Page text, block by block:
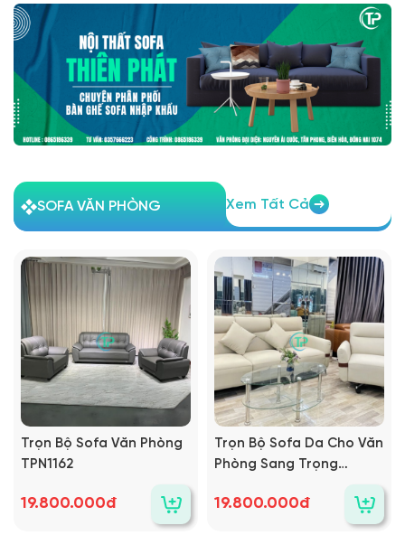
SOFA VĂN PHÒNG Xem Tất Cả
Trọn Bộ Sofa Văn Phòng
TPN1162
19.800.000đ
Trọn Bộ Sofa Da Cho Văn
Phòng Sang Trọng
19.800.000đ